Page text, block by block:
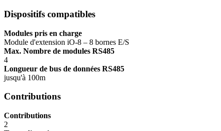
Dispositifs compatibles
Modules pris en charge
Module d'extension iO-8 – 8 bornes E/S
Max. Nombre de modules RS485
4
Longueur de bus de données RS485
jusqu'à 100m
Contributions
Contributions
2